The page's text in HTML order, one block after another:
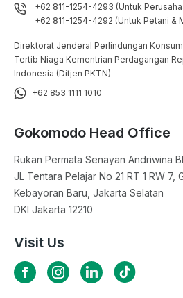
+62 811-1254-4293 (Untuk
+62 811-1254-4292 (Untuk Petani &
Direktorat Jenderal Perlindungan
Tertib Niaga Kementrian Perdagangan
Indonesia (Ditjen PKTN)
+62 853 1111 1010
Gokomodo Head Office
Rukan Permata Senayan Andriwina
JL Tentara Pelajar No 21 RT 1 RW 7,
Kebayoran Baru, Jakarta Selatan
DKI Jakarta 12210
Visit Us